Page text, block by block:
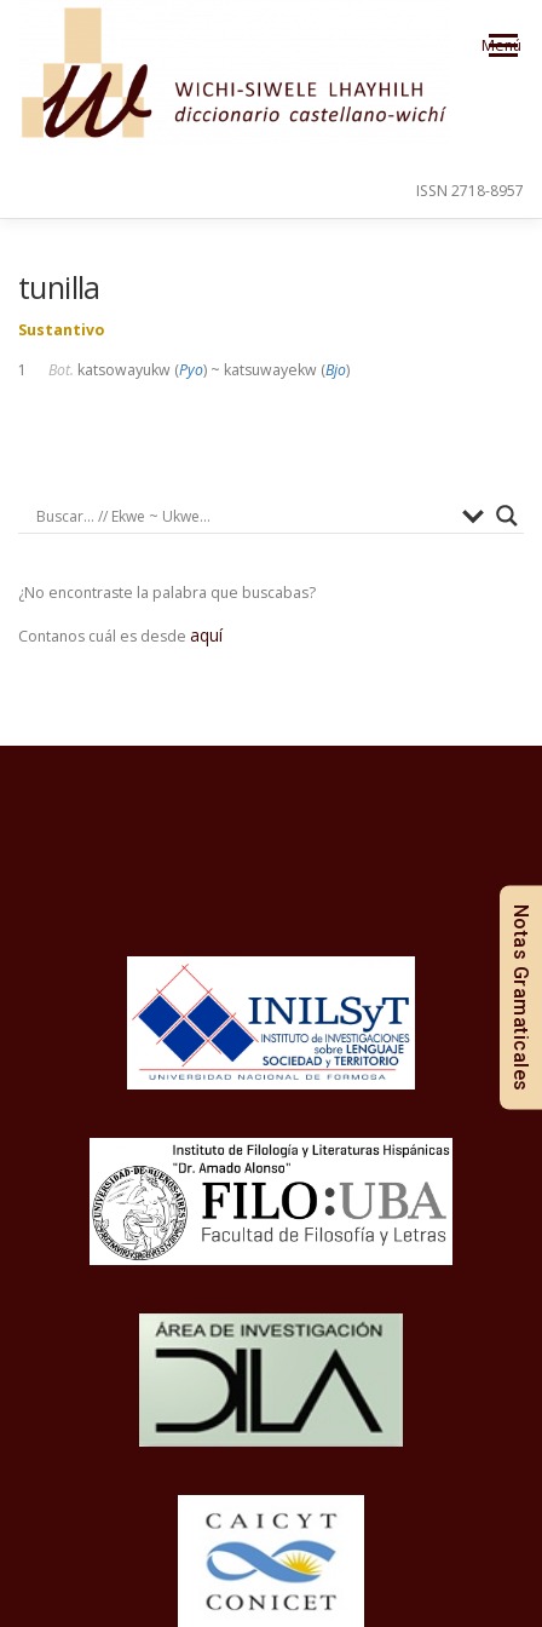
Saltar al contenido
Menú
ISSN 2718-8957
tunilla
Sustantivo
1 Bot. katsowayukw (Pyo) ~ katsuwayekw (Bjo)
¿No encontraste la palabra que buscabas?
Contanos cuál es desde aquí
Notas Gramaticales